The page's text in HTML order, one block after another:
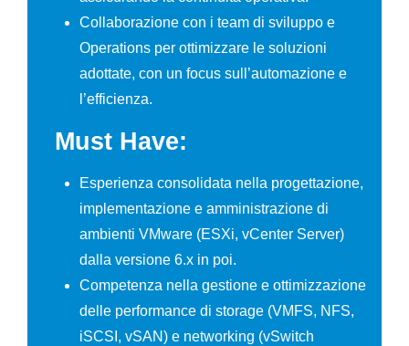
Collaborazione con i team di sviluppo e
Operations per ottimizzare le soluzioni
adottate, con un focus sull’automazione e
l’efficienza.
Must Have:
Esperienza consolidata nella progettazione,
implementazione e amministrazione di
ambienti VMware (ESXi, vCenter Server)
dalla versione 6.x in poi.
Competenza nella gestione e ottimizzazione
delle performance di storage (VMFS, NFS,
iSCSI, vSAN) e networking (vSwitch